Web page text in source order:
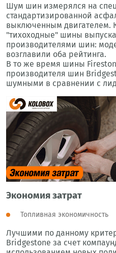
Шум шин измерялся на
стандартизированной
выключенным двигателем.
"тихоходные" шины
производителями шин:
возглавили оба рейтинга.
В то же время шины
производителя шин
шумными в сравнении с
Экономия затрат
Топливная экономичность
Лучшими по данному
Bridgestone за счет